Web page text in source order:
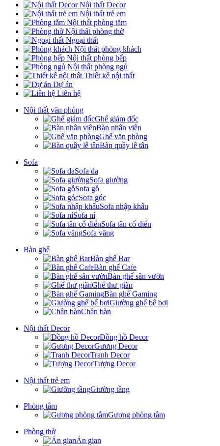
Nội thất Decor
Nội thất trẻ em
Nội thất phòng tắm
Nội thất phòng thờ
Ngoại thất
Nội thất phòng khách
Nội thất phòng bếp
Nội thất phòng ngủ
Thiết kế nội thất
Dự án
Liên hệ
Nội thất văn phòng
Ghế giám đốc
Bàn nhân viên
Ghế văn phòng
Bàn quầy lễ tân
Sofa
Sofa da
Sofa giường
Sofa gỗ
Sofa góc
Sofa nhập khẩu
Sofa nỉ
Sofa tân cổ điển
Sofa văng
Bàn ghế
Bàn ghế Bar
Bàn ghế Cafe
Bàn ghế sân vườn
Ghế thư giãn
Bàn ghế Gaming
Giường ghế bể bơi
Chân bàn
Nội thất Decor
Đồng hồ Decor
Gương Decor
Tranh Decor
Tượng Decor
Nội thất trẻ em
Giường tầng
Phòng tắm
Gương phòng tắm
Phòng thờ
Án gian